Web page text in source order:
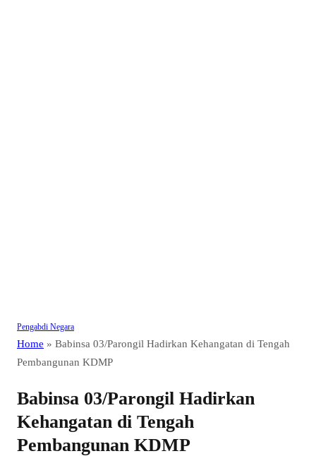
Pengabdi Negara
Home » Babinsa 03/Parongil Hadirkan Kehangatan di Tengah
Pembangunan KDMP
Babinsa 03/Parongil Hadirkan
Kehangatan di Tengah
Pembangunan KDMP